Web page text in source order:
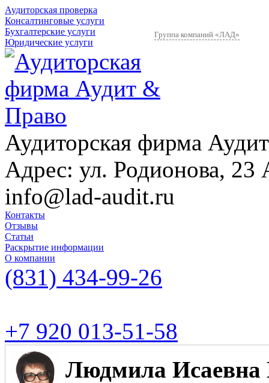
Аудиторская проверка
Консалтинговые услуги
Бухгалтерские услуги
Юридические услуги
Группа компаний «ЛАД»
Аудиторская фирма
Адрес: ул. Родионова, 23
info@lad-audit.ru
Контакты
Отзывы
Статьи
Раскрытие информации
О компании
(831) 434-99-26
+7 920 013-51-58
Людмила Исаевна